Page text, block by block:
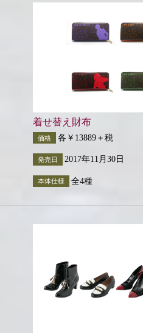
着せ替え財布
価格 各￥13889＋税
発売日 2017年11月30日
本体仕様 全4種